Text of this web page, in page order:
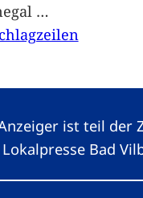
…
ist teil der
Bad